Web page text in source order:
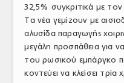
32,5% συγκριτικά με
Τα νέα γεμίζουν με
αλυσίδα παραγωγής
μεγάλη προσπάθεια για
του ρωσικού εμπάργκο
κοντεύει να κλείσει τρία